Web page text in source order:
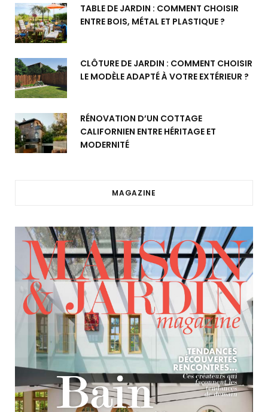
TABLE DE JARDIN : COMMENT CHOISIR
ENTRE BOIS, MÉTAL ET PLASTIQUE ?
CLÔTURE DE JARDIN : COMMENT CHOISIR
LE MODÈLE ADAPTÉ À VOTRE EXTÉRIEUR ?
RÉNOVATION D’UN COTTAGE
CALIFORNIEN ENTRE HÉRITAGE ET
MODERNITÉ
MAGAZINE